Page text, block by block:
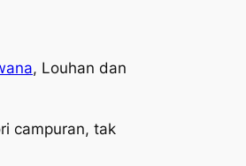
, Louhan dan
campuran, tak